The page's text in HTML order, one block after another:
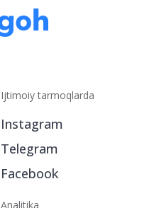
Ijtimoiy tarmoqlarda
Instagram
Telegram
Facebook
Analitika